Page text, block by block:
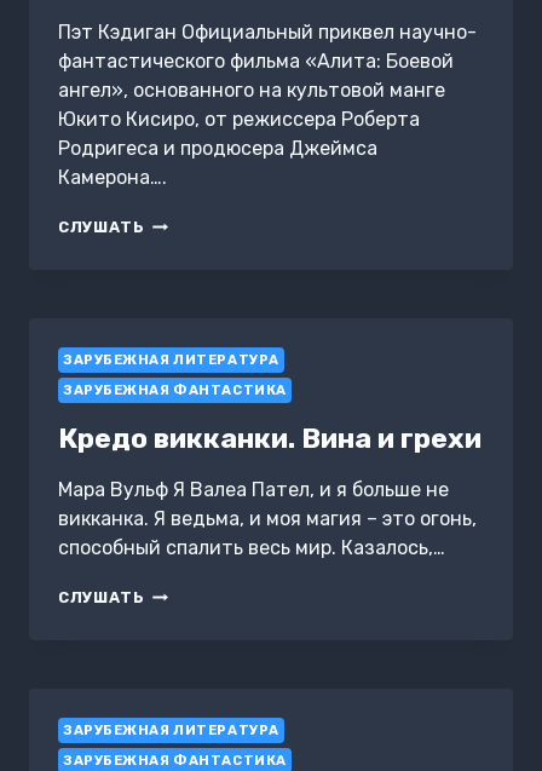
Пэт Кэдиган Официальный приквел научно-
фантастического фильма «Алита: Боевой
ангел», основанного на культовой манге
Юкито Кисиро, от режиссера Роберта
Родригеса и продюсера Джеймса
Камерона….
СЛУШАТЬ АЛИТА:
ЗАРУБЕЖНАЯ ЛИТЕРАТУРА
ЗАРУБЕЖНАЯ ФАНТАСТИКА
Кредо викканки. Вина и грехи
Мара Вульф Я Валеа Пател, и я больше не
викканка. Я ведьма, и моя магия – это огонь,
способный спалить весь мир. Казалось,…
СЛУШАТЬ КРЕДО
ЗАРУБЕЖНАЯ ЛИТЕРАТУРА
ЗАРУБЕЖНАЯ ФАНТАСТИКА